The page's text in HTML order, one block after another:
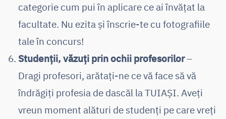
categorie cum pui în aplicare ce ai învățat la
facultate. Nu ezita și înscrie-te cu fotografiile
tale în concurs!
Studenții, văzuți prin ochii profesorilor–
Dragi profesori, arătați-ne ce vă face să vă
îndrăgiți profesia de dascăl la TUIAȘI. Aveți
vreun moment alături de studenți pe care vreți